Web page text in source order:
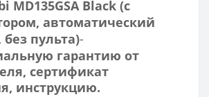
MD135GSA Black (с
автоматический
пульта)-
гарантию от
сертификат
инструкцию.